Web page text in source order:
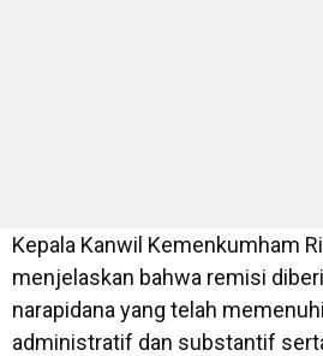
Kepala Kanwil Kemenkumham
menjelaskan bahwa remisi
narapidana yang telah
administratif dan substantif